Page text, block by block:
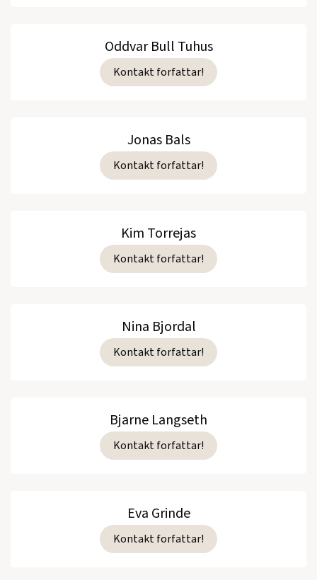
Oddvar Bull Tuhus
Kontakt forfattar!
Jonas Bals
Kontakt forfattar!
Kim Torrejas
Kontakt forfattar!
Nina Bjordal
Kontakt forfattar!
Bjarne Langseth
Kontakt forfattar!
Eva Grinde
Kontakt forfattar!